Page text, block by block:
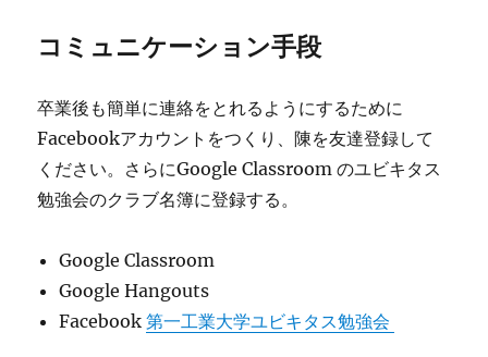
コミュニケーション手段
卒業後も簡単に連絡をとれるようにするために
Facebookアカウントをつくり、陳を友達登録して
ください。さらにGoogle Classroom のユビキタス
勉強会のクラブ名簿に登録する。
Google Classroom
Google Hangouts
Facebook第一工業大学ユビキタス勉強会